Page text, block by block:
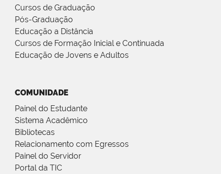
Cursos de Graduação
Pós-Graduação
Educação a Distância
Cursos de Formação Inicial e Continuada
Educação de Jovens e Adultos
COMUNIDADE
Painel do Estudante
Sistema Acadêmico
Bibliotecas
Relacionamento com Egressos
Painel do Servidor
Portal da TIC